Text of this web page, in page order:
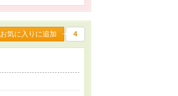
お気に入りに追加 4